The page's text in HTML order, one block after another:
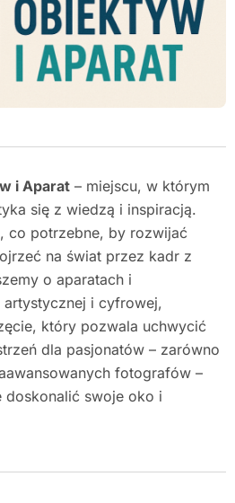
i Aparat– miejscu, w którym
się z wiedzą i inspiracją.
co potrzebne, by rozwijać
na świat przez kadr z
o aparatach i
i cyfrowej,
który pozwala uchwycić
dla pasjonatów – zarówno
fotografów –
doskonalić swoje oko i